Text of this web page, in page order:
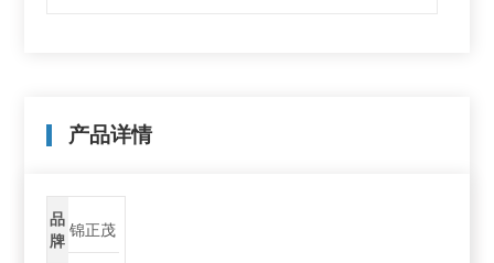
产品详情
品
牌
锦正茂